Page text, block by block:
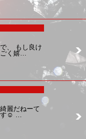
、 もし良け
ごく嬉…
麗だねーて
す☺️ …